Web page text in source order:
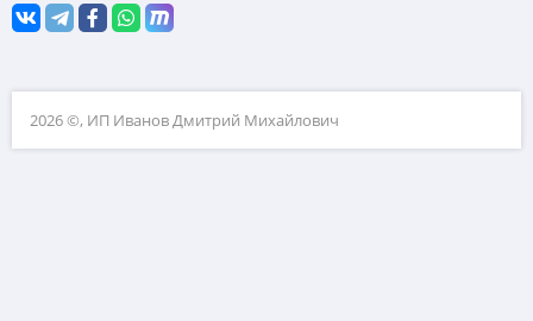
Координатная плоскость
11. Прикладные задачи по стереометрии
12. Планиметрия
2026 ©, ИП Иванов Дмитрий Михайлович